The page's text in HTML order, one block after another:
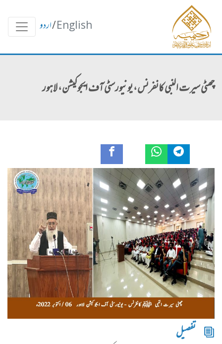
English
/اردو
چھٹی سیرت النبی کانفرنس، یونیورسٹی آف ایجوکیشن، لاہور
تفصیل